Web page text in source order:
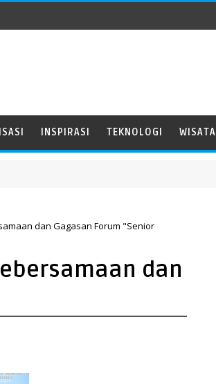
INSPIRASI TEKNOLOGI WISATA
dan Gagasan Forum "Senior
dan